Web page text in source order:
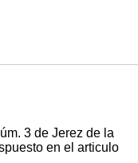
3 de Jerez de la
en el articulo